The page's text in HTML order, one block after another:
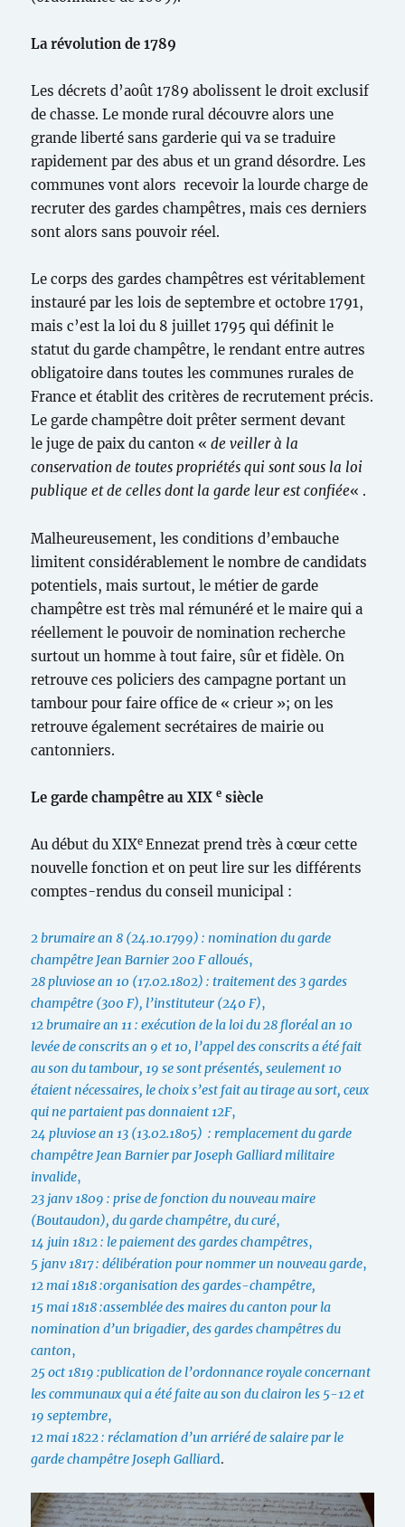
La révolution de 1789
Les décrets d’août 1789 abolissent le droit exclusif
de chasse. Le monde rural découvre alors une
grande liberté sans garderie qui va se traduire
rapidement par des abus et un grand désordre. Les
communes vont alors recevoir la lourde charge de
recruter des gardes champêtres, mais ces derniers
sont alors sans pouvoir réel.
Le corps des gardes champêtres est véritablement
instauré par les lois de septembre et octobre 1791,
mais c’est la loi du 8 juillet 1795 qui définit le
statut du garde champêtre, le rendant entre autres
obligatoire dans toutes les communes rurales de
France et établit des critères de recrutement précis.
Le garde champêtre doit prêter serment devant
le juge de paix du canton «de veiller à la
conservation de toutes propriétés qui sont sous la loi
publique et de celles dont la garde leur est confiée« .
Malheureusement, les conditions d’embauche
limitent considérablement le nombre de candidats
potentiels, mais surtout, le métier de garde
champêtre est très mal rémunéré et le maire qui a
réellement le pouvoir de nomination recherche
surtout un homme à tout faire, sûr et fidèle. On
retrouve ces policiers des campagne portant un
tambour pour faire office de « crieur »; on les
retrouve également secrétaires de mairie ou
cantonniers.
Le garde champêtre au XIXe siècle
Au début du XIXeEnnezat prend très à cœur cette
nouvelle fonction et on peut lire sur les différents
comptes-rendus du conseil municipal :
2 brumaire an 8 (24.10.1799) : nomination du garde
champêtre Jean Barnier 200 F alloués,
28 pluviose an 10 (17.02.1802) : traitement des 3 gardes
champêtre (300 F), l’instituteur (240 F),
12 brumaire an 11 : exécution de la loi du 28 floréal an 10
levée de conscrits an 9 et 10, l’appel des conscrits a été fait
au son du tambour, 19 se sont présentés, seulement 10
étaient nécessaires, le choix s’est fait au tirage au sort, ceux
qui ne partaient pas donnaient 12F,
24 pluviose an 13 (13.02.1805) : remplacement du garde
champêtre Jean Barnier par Joseph Galliard militaire
invalide,
23 janv 1809 : prise de fonction du nouveau maire
(Boutaudon), du garde champêtre, du curé,
14 juin 1812 : le paiement des gardes champêtres,
5 janv 1817 : délibération pour nommer un nouveau garde,
12 mai 1818 :organisation des gardes-champêtre,
15 mai 1818 :assemblée des maires du canton pour la
nomination d’un brigadier, des gardes champêtres du
canton,
25 oct 1819 :publication de l’ordonnance royale concernant
les communaux qui a été faite au son du clairon les 5-12 et
19 septembre,
12 mai 1822 : réclamation d’un arriéré de salaire par le
garde champêtre Joseph Galliard.